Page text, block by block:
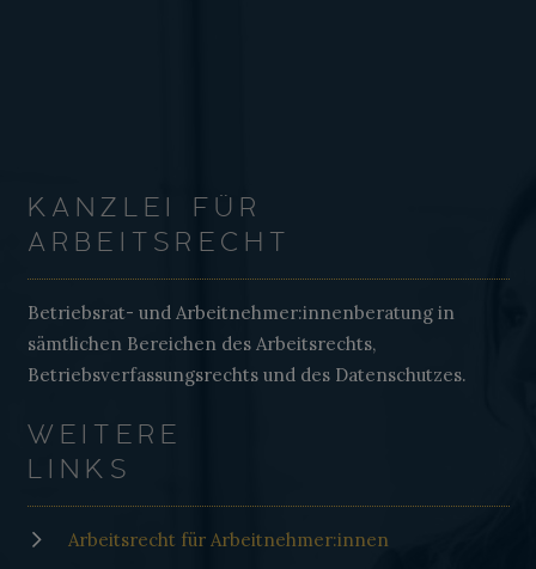
KANZLEI FÜR
ARBEITSRECHT
Betriebsrat- und Arbeitnehmer:innenberatung in
sämtlichen Bereichen des Arbeitsrechts,
Betriebsverfassungsrechts und des Datenschutzes.
WEITERE
LINKS
Arbeitsrecht für Arbeitnehmer:innen